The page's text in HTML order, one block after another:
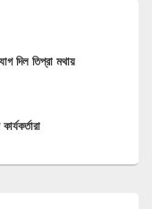
দিল তিপ্রা মথায়